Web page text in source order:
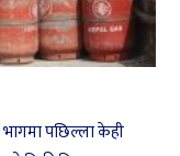
पछिल्ला केही